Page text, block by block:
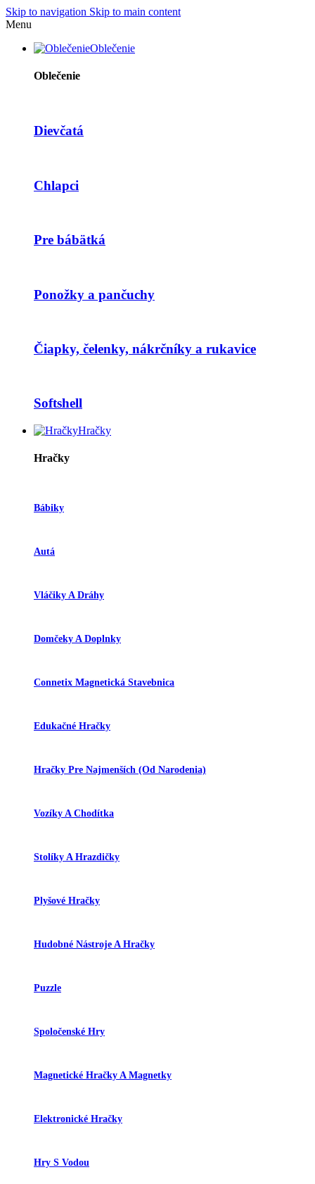
Skip to navigation Skip to main content
Menu
Oblečenie
Oblečenie
Dievčatá
Chlapci
Pre bábätká
Ponožky a pančuchy
Čiapky, čelenky, nákrčníky a rukavice
Softshell
Hračky
Hračky
Bábiky
Autá
Vláčiky A Dráhy
Domčeky A Doplnky
Connetix Magnetická Stavebnica
Edukačné Hračky
Hračky Pre Najmenších (od Narodenia)
Vozíky A Chodítka
Stolíky A Hrazdičky
Plyšové Hračky
Hudobné Nástroje A Hračky
Puzzle
Spoločenské Hry
Magnetické Hračky A Magnetky
Elektronické Hračky
Hry S Vodou